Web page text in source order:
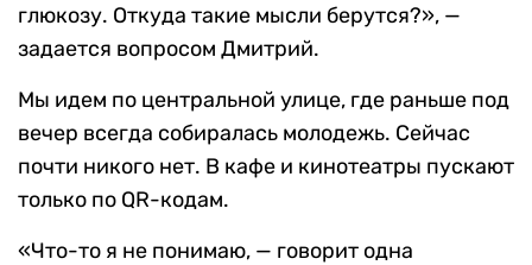
глюкозу. Откуда такие мысли берутся?», —
задается вопросом Дмитрий.
Мы идем по центральной улице, где раньше под
вечер всегда собиралась молодежь. Сейчас
почти никого нет. В кафе и кинотеатры пускают
только по QR-кодам.
«Что-то я не понимаю, — говорит одна